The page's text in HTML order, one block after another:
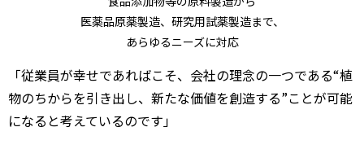
医薬品原薬製造、研究用試薬製造まで、
あらゆるニーズに対応
「従業員が幸せであればこそ、会社の理念の一つである“植
物のちからを引き出し、新たな価値を創造する”ことが可能
になると考えているのです」